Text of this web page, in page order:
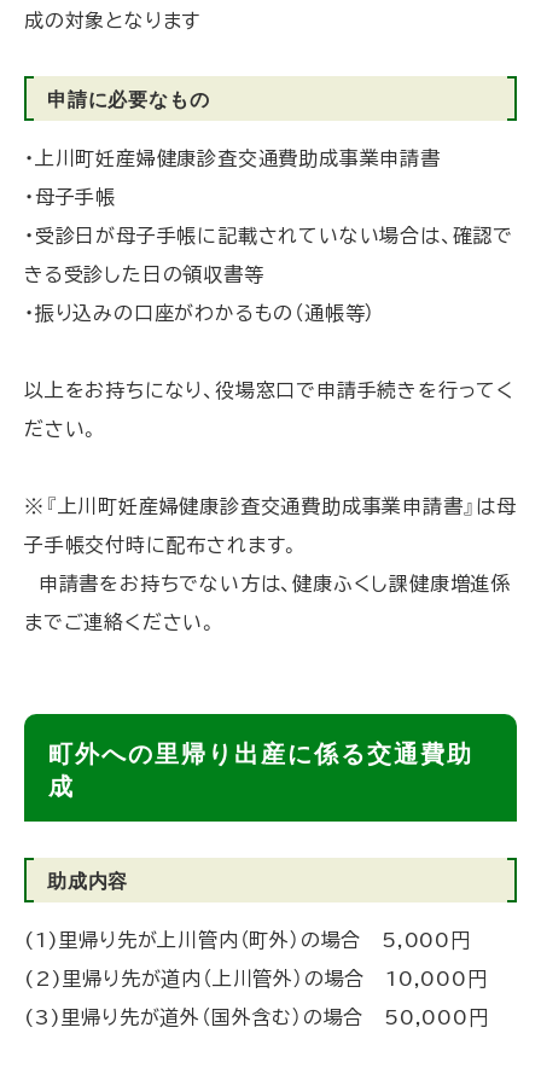
成の対象となります
申請に必要なもの
・上川町妊産婦健康診査交通費助成事業申請書
・母子手帳
・受診日が母子手帳に記載されていない場合は、確認で
きる受診した日の領収書等
・振り込みの口座がわかるもの（通帳等）
以上をお持ちになり、役場窓口で申請手続きを行ってく
ださい。
※『上川町妊産婦健康診査交通費助成事業申請書』は母
子手帳交付時に配布されます。
申請書をお持ちでない方は、健康ふくし課健康増進係
までご連絡ください。
町外への里帰り出産に係る交通費助
成
助成内容
(1)里帰り先が上川管内（町外）の場合 5,000円
(2)里帰り先が道内（上川管外）の場合 10,000円
(3)里帰り先が道外（国外含む）の場合 50,000円